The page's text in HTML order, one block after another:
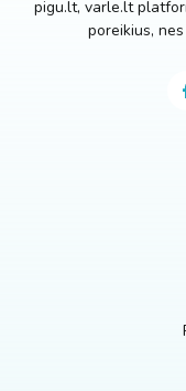
pigu.lt, varle.lt
poreikius,